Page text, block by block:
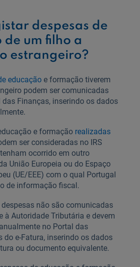
despesas de
de um filho a
estrangeiro?
educaçãoe formação tiverem
podem ser comunicadas
Finanças, inserindo os dados
e formação realizadas
ser consideradas no IRS
ocorrido em outro
União Europeia ou do Espaço
(UE/EEE) com o qual Portugal
de informação fiscal.
despesas não são comunicadas
à Autoridade Tributária e devem
no Portal das
do e‑Fatura, inserindo os dados
ou documento equivalente.